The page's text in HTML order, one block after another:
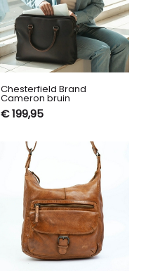
Chesterfield Brand
Cameron bruin
€ 199,95